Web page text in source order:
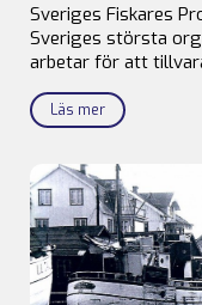
Sveriges Fiskares
Sveriges största
arbetar för att
Läs mer